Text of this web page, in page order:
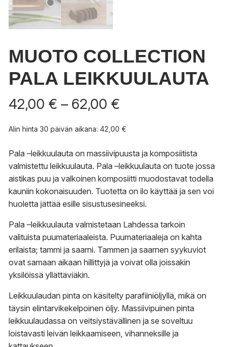
MUOTO COLLECTION
PALA LEIKKUULAUTA
42,00 € – 62,00 €
-
Alin hinta 30 päivän aikana: 42,00 €
Pala –leikkuulauta on massiivipuusta ja komposiitista
valmistettu leikkuulauta. Pala –leikkuulauta on tuote jossa
aistikas puu ja valkoinen komposiitti muodostavat todella
kauniin kokonaisuuden. Tuotetta on ilo käyttää ja sen voi
huoletta jättää esille sisustusesineeksi.
Pala –leikkuulauta valmistetaan Lahdessa tarkoin
valituista puumateriaaleista. Puumateriaaleja on kahta
erilaista; tammi ja saarni. Tammen ja saarnen syykuviot
ovat samaan aikaan hillittyjä ja voivat olla joissakin
yksilöissä yllättäviäkin.
Leikkuulaudan pinta on käsitelty parafiiniöljyllä, mikä on
täysin elintarvikekelpoinen öljy. Massiivipuinen pinta
leikkuulaudassa on veitsiystävällinen ja se soveltuu
loistavasti leivän leikkaamiseen, vihanneksille ja